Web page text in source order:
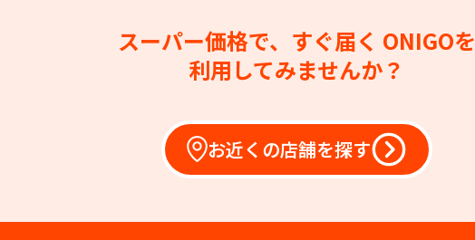
スーパー価格で、すぐ届く ONIGOを
利用してみませんか？
お近くの店舗を探す